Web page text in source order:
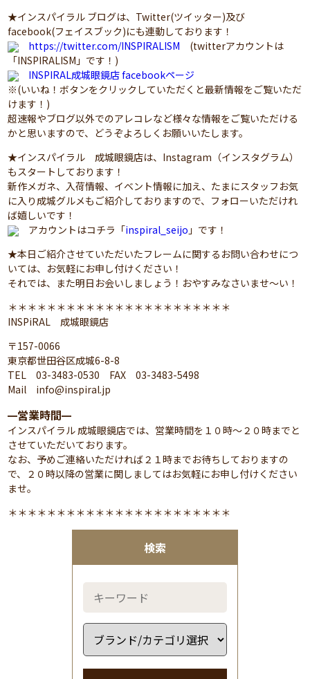
検索
★インスパイラル ブログは、Twitter(ツイッター)及び
facebook(フェイスブック)にも連動しております！
https://twitter.com/INSPIRALISM (twitterアカウントは
「INSPIRALISM」です！)
INSPIRAL成城眼鏡店 facebookページ
※(いいね！ボタンをクリックしていただくと最新情報をご覧いただ
けます！)
超速報やブログ以外でのアレコレなど様々な情報をご覧いただける
かと思いますので、どうぞよろしくお願いいたします。
★インスパイラル 成城眼鏡店は、Instagram（インスタグラム）
もスタートしております！
新作メガネ、入荷情報、イベント情報に加え、たまにスタッフお気
に入り成城グルメもご紹介しておりますので、フォローいただけれ
ば嬉しいです！
アカウントはコチラ「inspiral_seijo 」です！
★本日ご紹介させていただいたフレームに関するお問い合わせにつ
いては、お気軽にお申し付けください！
それでは、また明日お会いしましょう！おやすみなさいませ～い！
＊＊＊＊＊＊＊＊＊＊＊＊＊＊＊＊＊＊＊＊＊＊＊
INSPiRAL 成城眼鏡店
〒157-0066
東京都世田谷区成城6-8-8
TEL 03-3483-0530 FAX 03-3483-5498
Mail info@inspiral.jp
━営業時間━
インスパイラル 成城眼鏡店では、営業時間を１０時～２０時までと
させていただいております。
なお、予めご連絡いただければ２１時までお待ちしておりますの
で、２０時以降の営業に関しましてはお気軽にお申し付けください
ませ。
＊＊＊＊＊＊＊＊＊＊＊＊＊＊＊＊＊＊＊＊＊＊＊